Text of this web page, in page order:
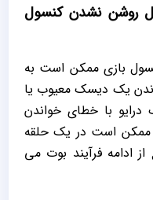
روشن نشدن کنسول
بازی ممکن است به‌
یک دیسک معیوب یا
با خطای خواندن
ممکن است در یک حلقه
ادامه فرآیند بوت می‌